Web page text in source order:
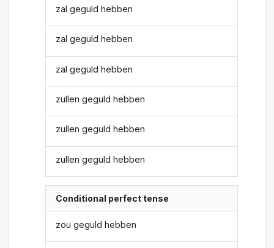
zal geguld hebben
zal geguld hebben
zal geguld hebben
zullen geguld hebben
zullen geguld hebben
zullen geguld hebben
Conditional perfect tense
zou geguld hebben